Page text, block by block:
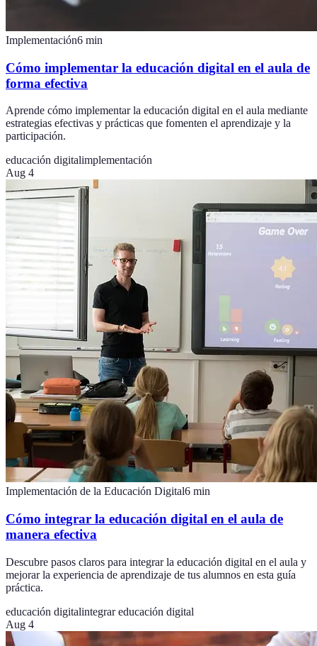
Implementación6 min
Cómo implementar la educación digital en el aula de
forma efectiva
Aprende cómo implementar la educación digital en el aula mediante
estrategias efectivas y prácticas que fomenten el aprendizaje y la
participación.
educación digitalimplementación
Aug 4
Implementación de la Educación Digital6 min
Cómo integrar la educación digital en el aula de
manera efectiva
Descubre pasos claros para integrar la educación digital en el aula y
mejorar la experiencia de aprendizaje de tus alumnos en esta guía
práctica.
educación digitalintegrar educación digital
Aug 4